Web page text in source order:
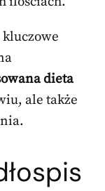
dieta
ale także